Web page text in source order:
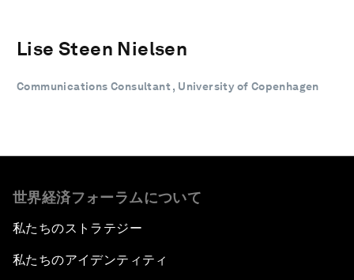
Lise Steen Nielsen
Communications Consultant , University of Copenhagen
世界経済フォーラムについて
私たちのストラテジー
私たちのアイデンティティ